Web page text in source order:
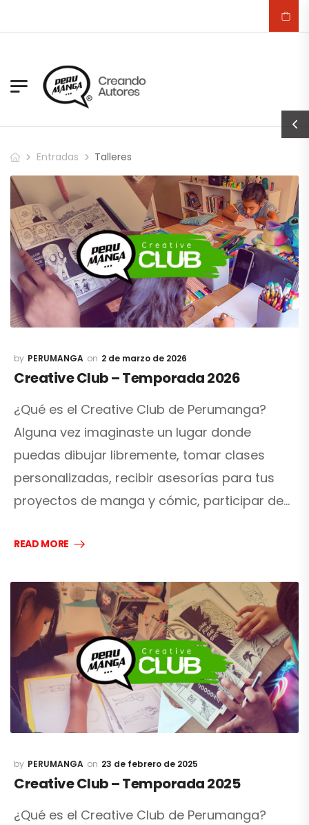
Entradas Talleres
PERUMANGA 2 de marzo de 2026
Creative Club – Temporada 2026
¿Qué es el Creative Club de Perumanga?
Alguna vez imaginaste un lugar donde
puedas dibujar libremente, tomar clases
personalizadas, recibir asesorías para tus
proyectos de manga y cómic, participar de…
READ MORE
PERUMANGA 23 de febrero de 2025
Creative Club – Temporada 2025
¿Qué es el Creative Club de Perumanga?